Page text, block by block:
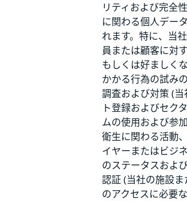
リティおよび完全
に関わる個人デー
れます。特に、当
員または顧客に対
もしくは好ましく
かかる行為の試み
調査および対策 (
ト登録およびセク
ムの使用および参
衛生に関わる活動
イヤーまたはビジ
のステータスおよ
認証 (当社の施設
のアクセスに必要